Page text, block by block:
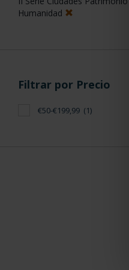
Humanidad
Filtrar por Precio
€50-€199,99 (1)